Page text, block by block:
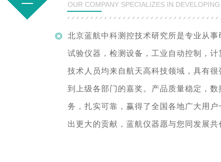
OUR COMPANY SPECIALIZES IN
北京蓝航中科测控技术研究所是专业从
试验仪器，检测设备，工业自动控制，
技术人员均来自航天高科技领域，具有
到上级各部门的嘉奖。产品质量稳定，
务，扎实可靠，赢得了全国各地广大用
出更大的贡献，蓝航仪器愿与您同发展共